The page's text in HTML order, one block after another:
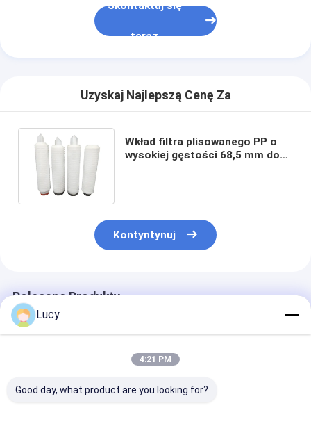
Skontaktuj się
teraz
Uzyskaj Najlepszą Cenę Za
Wkład filtra plisowanego PP o
wysokiej gęstości 68,5 mm do
Kontyntynuj
Polecane Produkty
Lucy
4:21 PM
Good day, what product are you looking for?